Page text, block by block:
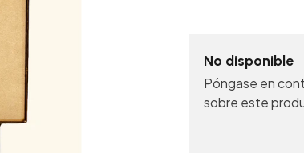
No disponible
Póngase en
sobre este